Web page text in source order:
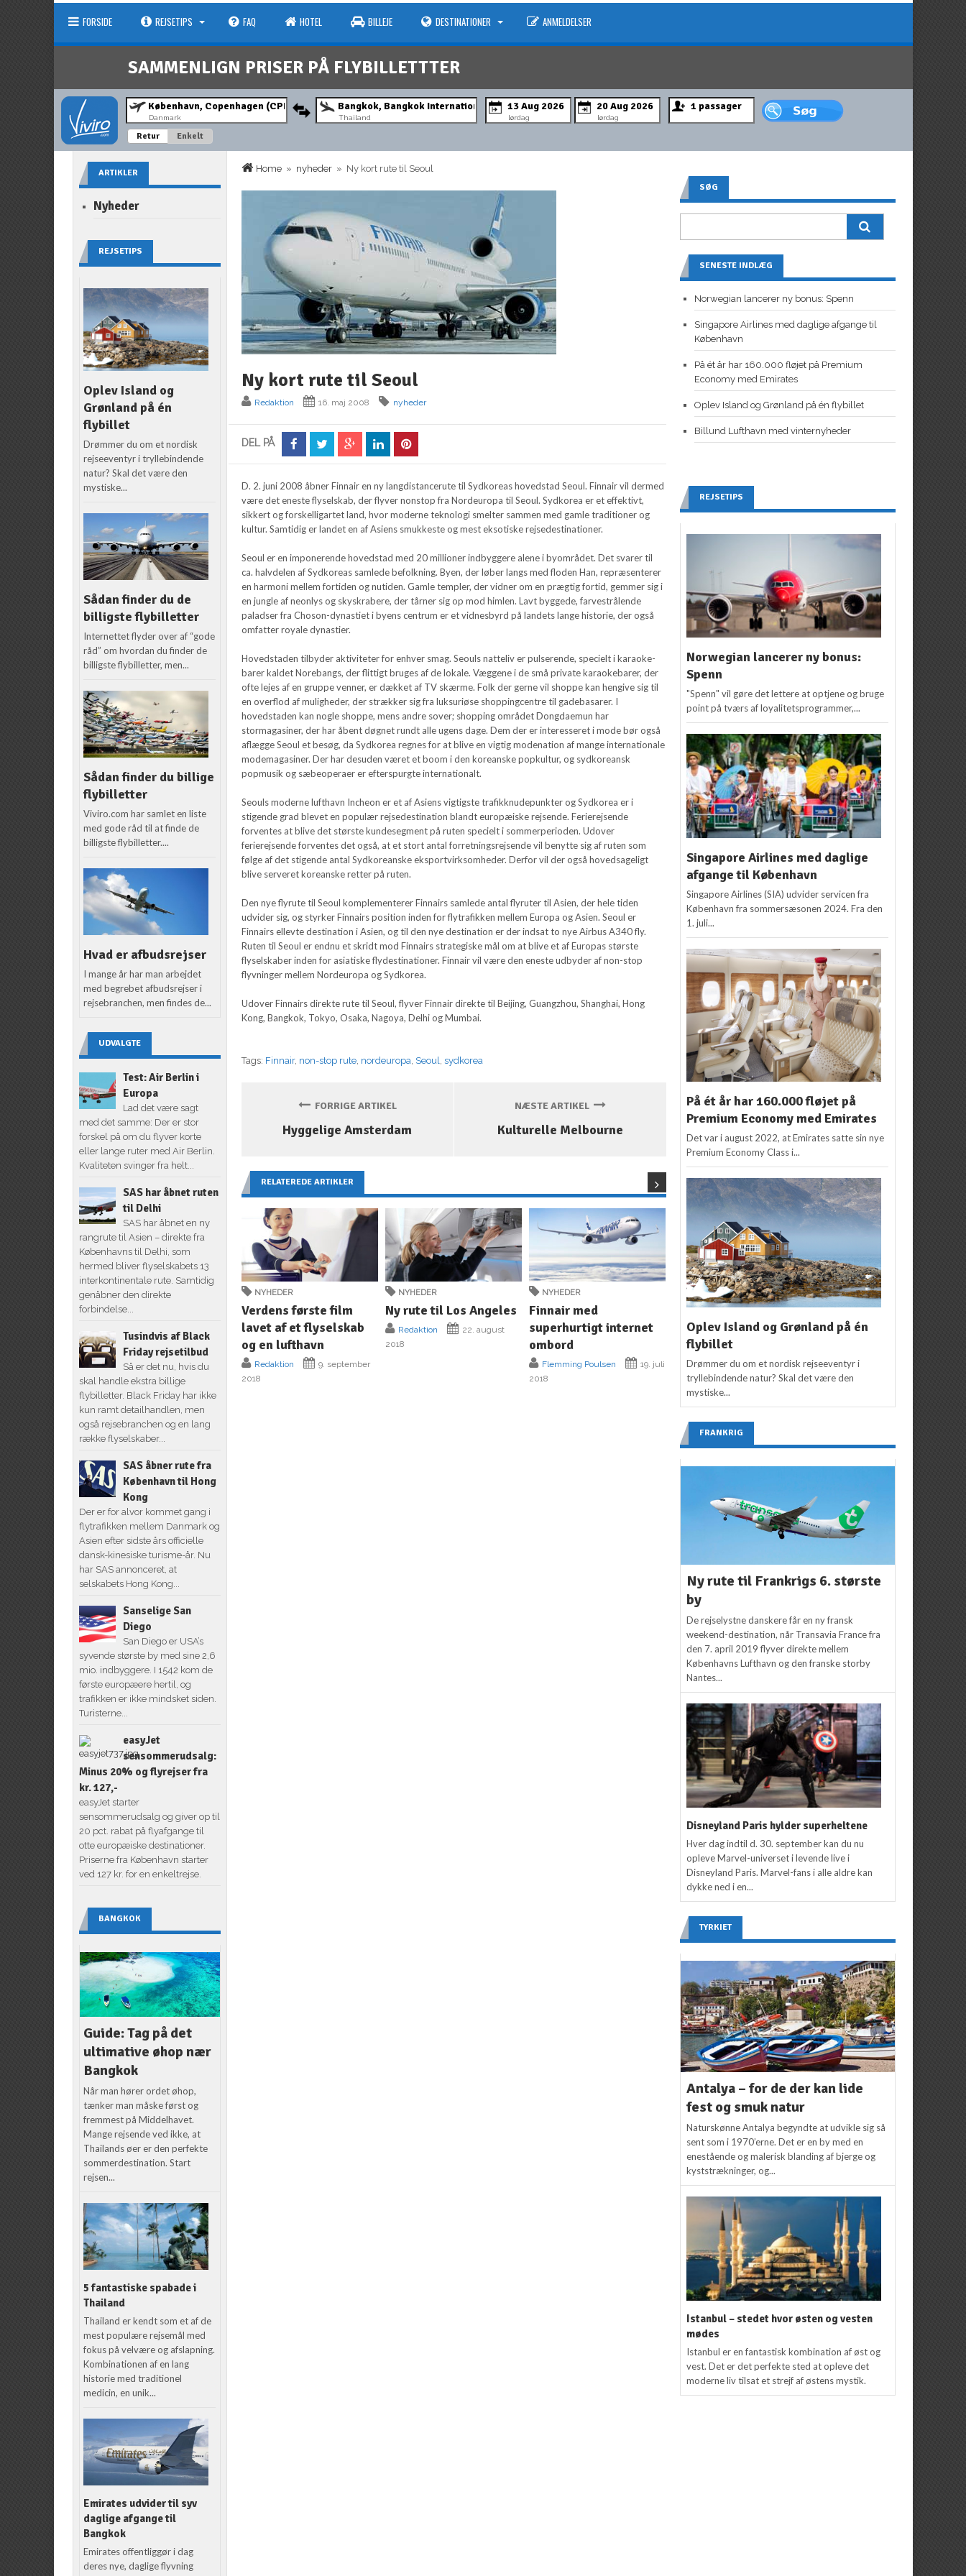
FORSIDE REJSETIPS FAQ HOTEL BILLEJE DESTINATIONER ANMELDELSER
SAMMENLIGN PRISER PÅ FLYBILLETTTER
Danmark Thailand lørdag lørdag
Retur Enkelt
Home » nyheder » Ny kort rute til Seoul
Ny kort rute til Seoul
Redaktion 16. maj 2008 nyheder
DEL PÅ
D. 2. juni 2008 åbner Finnair en ny langdistancerute til Sydkoreas hovedstad Seoul. Finnair vil dermed
være det eneste flyselskab, der flyver nonstop fra Nordeuropa til Seoul. Sydkorea er et effektivt,
sikkert og forskelligartet land, hvor moderne teknologi smelter sammen med gamle traditioner og
kultur. Samtidig er landet en af Asiens smukkeste og mest eksotiske rejsedestinationer.
Seoul er en imponerende hovedstad med 20 millioner indbyggere alene i byområdet. Det svarer til
ca. halvdelen af Sydkoreas samlede befolkning. Byen, der løber langs med floden Han, repræsenterer
en harmoni mellem fortiden og nutiden. Gamle templer, der vidner om en prægtig fortid, gemmer sig i
en jungle af neonlys og skyskrabere, der tårner sig op mod himlen. Lavt byggede, farvestrålende
paladser fra Choson-dynastiet i byens centrum er et vidnesbyrd på landets lange historie, der også
omfatter royale dynastier.
Hovedstaden tilbyder aktiviteter for enhver smag. Seouls natteliv er pulserende, specielt i karaoke-
barer kaldet Norebangs, der flittigt bruges af de lokale. Væggene i de små private karaokebarer, der
ofte lejes af en gruppe venner, er dækket af TV skærme. Folk der gerne vil shoppe kan hengive sig til
en overflod af muligheder, der strækker sig fra luksuriøse shoppingcentre til gadebasarer. I
hovedstaden kan nogle shoppe, mens andre sover; shopping området Dongdaemun har
stormagasiner, der har åbent døgnet rundt alle ugens dage. Dem der er interesseret i mode bør også
aflægge Seoul et besøg, da Sydkorea regnes for at blive en vigtig modenation af mange internationale
modemagasiner. Der har desuden været et boom i den koreanske popkultur, og sydkoreansk
popmusik og sæbeoperaer er efterspurgte internationalt.
Seouls moderne lufthavn Incheon er et af Asiens vigtigste trafikknudepunkter og Sydkorea er i
stigende grad blevet en populær rejsedestination blandt europæiske rejsende. Ferierejsende
forventes at blive det største kundesegment på ruten specielt i sommerperioden. Udover
ferierejsende forventes det også, at et stort antal forretningsrejsende vil benytte sig af ruten som
følge af det stigende antal Sydkoreanske eksportvirksomheder. Derfor vil der også hovedsageligt
blive serveret koreanske retter på ruten.
Den nye flyrute til Seoul komplementerer Finnairs samlede antal flyruter til Asien, der hele tiden
udvider sig, og styrker Finnairs position inden for flytrafikken mellem Europa og Asien. Seoul er
Finnairs ellevte destination i Asien, og til den nye destination er der indsat to nye Airbus A340 fly.
Ruten til Seoul er endnu et skridt mod Finnairs strategiske mål om at blive et af Europas største
flyselskaber inden for asiatiske flydestinationer. Finnair vil være den eneste udbyder af non-stop
flyvninger mellem Nordeuropa og Sydkorea.
Udover Finnairs direkte rute til Seoul, flyver Finnair direkte til Beijing, Guangzhou, Shanghai, Hong
Kong, Bangkok, Tokyo, Osaka, Nagoya, Delhi og Mumbai.
Tags: Finnair, non-stop rute nordeuropa Seoul ,sydkorea
FORRIGE ARTIKEL
Hyggelige Amsterdam
NÆSTE ARTIKEL
Kulturelle Melbourne
RELATEREDE ARTIKLER
NYHEDER
Verdens første film
lavet af et flyselskab
og en lufthavn
Redaktion
9. september
2018
NYHEDER
Ny rute til Los Angeles
Redaktion
22. august
2018
NYHEDER
Finnair med
superhurtigt internet
ombord
Flemming Poulsen
19. juli
2018
NYHEDER
På skiferie i… Asien?!?
Redaktion
24. januar
2018
ASIEN,KINA,NYHEDER
Finnair åbner rute til
Kinas “sydlige
Redaktion
2017
ARTIKLER
Nyheder
REJSETIPS
Oplev Island og
Grønland på én
flybillet
Drømmer du om et nordisk
rejseeventyr i tryllebindende
natur? Skal det være den
mystiske...
Sådan finder du de
billigste flybilletter
Internettet flyder over af “gode
råd” om hvordan du finder de
billigste flybilletter, men...
Sådan finder du billige
flybilletter
Viviro.com har samlet en liste
med gode råd til at finde de
billigste flybilletter....
Hvad er afbudsrejser
I mange år har man arbejdet
med begrebet afbudsrejser i
rejsebranchen, men findes de...
UDVALGTE
Test: Air Berlin i
Europa
Lad det være sagt
med det samme: Der er stor
forskel på om du flyver korte
eller lange ruter med Air Berlin.
Kvaliteten svinger fra helt...
SAS har åbnet ruten
til Delhi
SAS har åbnet en ny
rangrute til Asien – direkte fra
Københavns til Delhi, som
hermed bliver flyselskabets 13
interkontinentale rute. Samtidig
genåbner den direkte
forbindelse...
Tusindvis af Black
Friday rejsetilbud
Så er det nu, hvis du
skal handle ekstra billige
flybilletter. Black Friday har ikke
kun ramt detailhandlen, men
også rejsebranchen og en lang
række flyselskaber...
SAS åbner rute fra
København til Hong
Kong
Der er for alvor kommet gang i
flytrafikken mellem Danmark og
Asien efter sidste års officielle
dansk-kinesiske turisme-år. Nu
har SAS annonceret, at
selskabets Hong Kong...
Sanselige San
Diego
San Diego er USA’s
syvende største by med sine 2,6
mio. indbyggere. I 1542 kom de
første europæere hertil, og
trafikken er ikke mindsket siden.
Turisterne...
easyJet
sensommerudsalg:
Minus 20% og flyrejser fra
kr. 127,-
easyJet starter
sensommerudsalg og giver op til
20 pct. rabat på flyafgange til
otte europæiske destinationer.
Priserne fra København starter
ved 127 kr. for en enkeltrejse.
BANGKOK
Guide: Tag på det
ultimative øhop nær
Bangkok
Når man hører ordet øhop,
tænker man måske først og
fremmest på Middelhavet.
Mange rejsende ved ikke, at
Thailands øer er den perfekte
sommerdestination. Start
rejsen...
5 fantastiske spabade i
Thailand
Thailand er kendt som et af de
mest populære rejsemål med
fokus på velvære og afslapning.
Kombinationen af en lang
historie med traditionel
medicin, en unik...
Emirates udvider til syv
daglige afgange til
Bangkok
Emirates offentliggør i dag
deres nye, daglige flyvning
SØG
SENESTE INDLÆG
Norwegian lancerer ny bonus: Spenn
Singapore Airlines med daglige afgange til
København
På ét år har 160.000 fløjet på Premium
Economy med Emirates
Oplev Island og Grønland på én flybillet
Billund Lufthavn med vinternyheder
REJSETIPS
Norwegian lancerer ny bonus:
Spenn
"Spenn" vil gøre det lettere at optjene og bruge
point på tværs af loyalitetsprogrammer,...
Singapore Airlines med daglige
afgange til København
Singapore Airlines (SIA) udvider servicen fra
København fra sommersæsonen 2024. Fra den
1. juli...
På ét år har 160.000 fløjet på
Premium Economy med Emirates
Det var i august 2022, at Emirates satte sin nye
Premium Economy Class i...
Oplev Island og Grønland på én
flybillet
Drømmer du om et nordisk rejseeventyr i
tryllebindende natur? Skal det være den
mystiske...
FRANKRIG
Ny rute til Frankrigs 6. største
by
De rejselystne danskere får en ny fransk
weekend-destination, når Transavia France fra
den 7. april 2019 flyver direkte mellem
Københavns Lufthavn og den franske storby
Nantes...
Disneyland Paris hylder superheltene
Hver dag indtil d. 30. september kan du nu
opleve Marvel-universet i levende live i
Disneyland Paris. Marvel-fans i alle aldre kan
dykke ned i en...
TYRKIET
Antalya – for de der kan lide
fest og smuk natur
Naturskønne Antalya begyndte at udvikle sig så
sent som i 1970’erne. Det er en by med en
enestående og malerisk blanding af bjerge og
kyststrækninger, og...
Istanbul – stedet hvor østen og vesten
mødes
Istanbul er en fantastisk kombination af øst og
vest. Det er det perfekte sted at opleve det
moderne liv tilsat et strejf af østens mystik.